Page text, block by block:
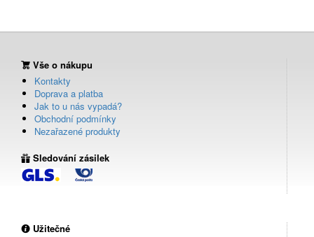
Vše o nákupu
Kontakty
Doprava a platba
Jak to u nás vypadá?
Obchodní podmínky
Nezařazené produkty
Sledování zásilek
Užitečné